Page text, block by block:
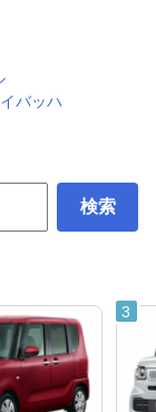
バッハ
検索